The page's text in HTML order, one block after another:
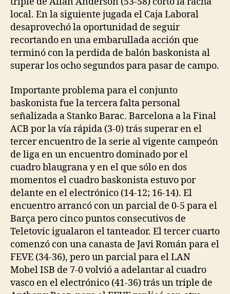
local. En la siguiente jugada el Caja Laboral
desaprovechó la oportunidad de seguir
recortando en una embarullada acción que
terminó con la perdida de balón baskonista al
superar los ocho segundos para pasar de campo.
Importante problema para el conjunto
baskonista fue la tercera falta personal
señalizada a Stanko Barac. Barcelona a la Final
ACB por la vía rápida (3-0) trás superar en el
tercer encuentro de la serie al vigente campeón
de liga en un encuentro dominado por el
cuadro blaugrana y en el que sólo en dos
momentos el cuadro baskonista estuvo por
delante en el electrónico (14-12; 16-14). El
encuentro arrancó con un parcial de 0-5 para el
Barça pero cinco puntos consecutivos de
Teletovic igualaron el tanteador. El tercer cuarto
comenzó con una canasta de Javi Román para el
FEVE (34-36), pero un parcial para el LAN
Mobel ISB de 7-0 volvió a adelantar al cuadro
vasco en el electrónico (41-36) trás un triple de